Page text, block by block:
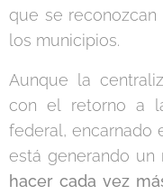
que se
los municipios.
Aunque la
con el retorno a
federal, encarnado
está generando un
hacer cada vez